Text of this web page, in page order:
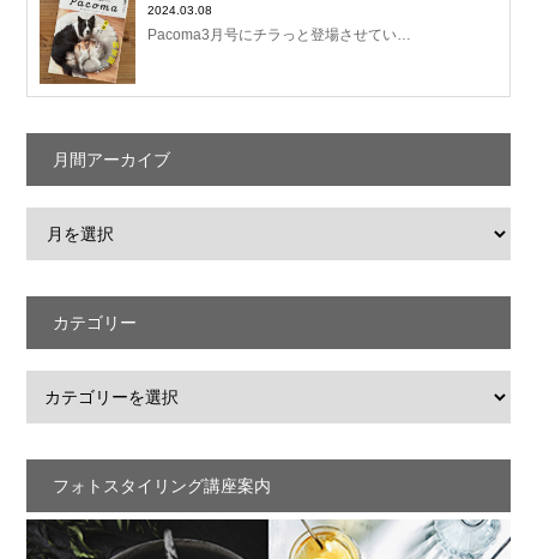
2024.03.08
Pacoma3月号にチラっと登場させてい…
月間アーカイブ
カテゴリー
フォトスタイリング講座案内